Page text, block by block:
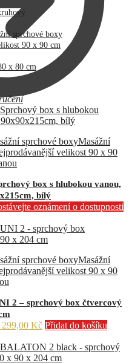
Kč.
60
890,00 Kč.
sprchové boxy
90 x 90 cm
x 80 cm
sprchové boxyMasážní
velikost 90 x 90
box s hlubokou vanou,
bílý
oznámení o dostupnosti
sprchové boxyMasážní
velikost 90 x 90
2 – sprchový box čtvercový
299,00 KčAktuální
je:
11
Přidat do košíku